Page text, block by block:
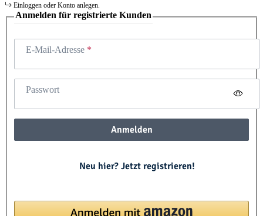
Einloggen oder Konto anlegen.
Anmelden für registrierte Kunden
E-Mail-Adresse
Passwort
Anmelden
Neu hier? Jetzt registrieren!